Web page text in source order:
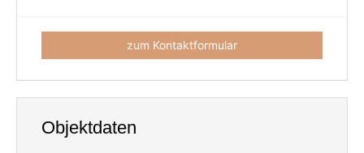
zum Kontaktformular
Objektdaten